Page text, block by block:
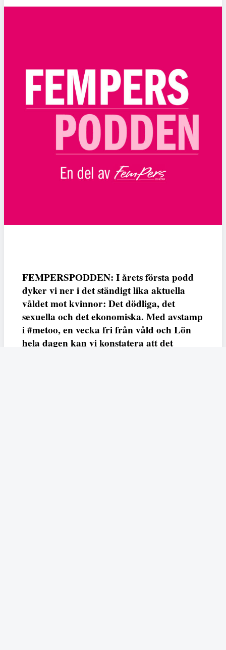
FEMPERSPODDEN: I årets första podd
dyker vi ner i det ständigt lika aktuella
våldet mot kvinnor: Det dödliga, det
sexuella och det ekonomiska. Med avstamp
i #metoo, en vecka fri från våld och Lön
hela dagen kan vi konstatera att det